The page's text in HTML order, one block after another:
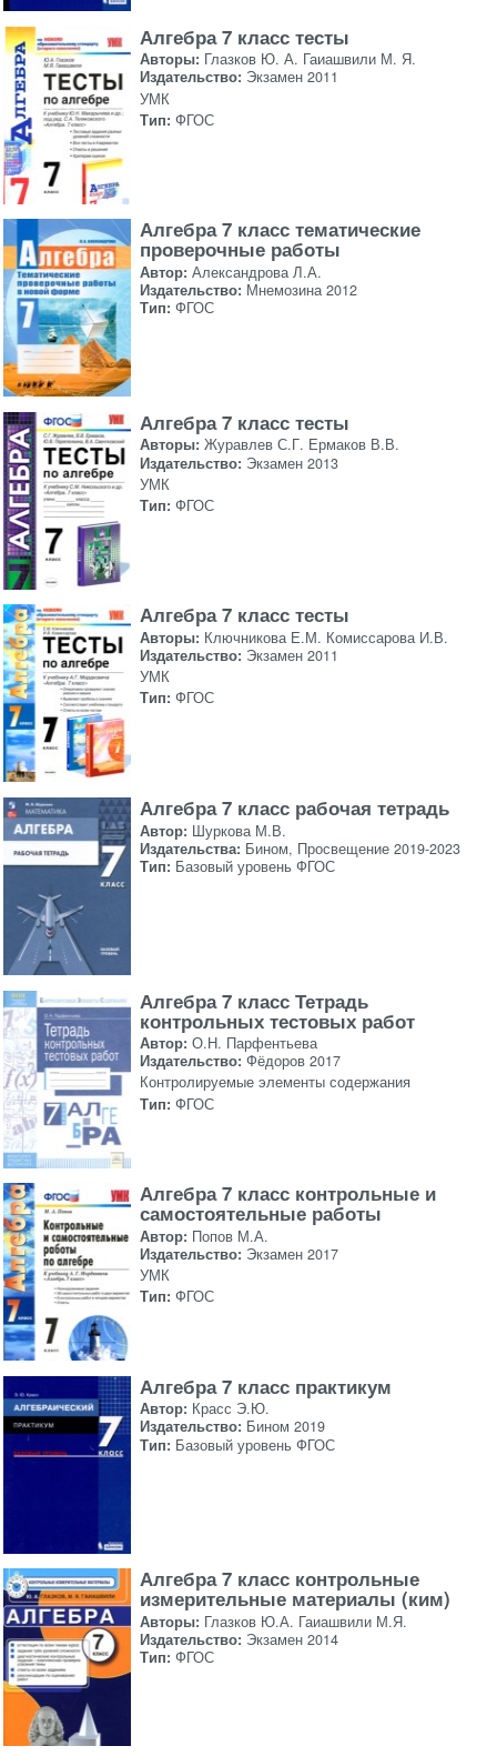
Алгебра 7 класс тесты
Авторы: Глазков Ю. А. Гаиашвили М. Я.
Издательство: Экзамен 2011
УМК
Тип: ФГОС
Алгебра 7 класс тематические
проверочные работы
Автор: Александрова Л.А.
Издательство: Мнемозина 2012
Тип: ФГОС
Алгебра 7 класс тесты
Авторы: Журавлев С.Г. Ермаков В.В.
Издательство: Экзамен 2013
УМК
Тип: ФГОС
Алгебра 7 класс тесты
Авторы: Ключникова Е.М. Комиссарова И.В.
Издательство: Экзамен 2011
УМК
Тип: ФГОС
Алгебра 7 класс рабочая тетрадь
Автор: Шуркова М.В.
Издательства: Бином, Просвещение 2019-2023
Тип: Базовый уровень ФГОС
Алгебра 7 класс Тетрадь
контрольных тестовых работ
Автор: О.Н. Парфентьева
Издательство: Фёдоров 2017
Контролируемые элементы содержания
Тип: ФГОС
Алгебра 7 класс контрольные и
самостоятельные работы
Автор: Попов М.А.
Издательство: Экзамен 2017
УМК
Тип: ФГОС
Алгебра 7 класс практикум
Автор: Красс Э.Ю.
Издательство: Бином 2019
Тип: Базовый уровень ФГОС
Алгебра 7 класс контрольные
измерительные материалы (ким)
Авторы: Глазков Ю.А. Гаиашвили М.Я.
Издательство: Экзамен 2014
Тип: ФГОС